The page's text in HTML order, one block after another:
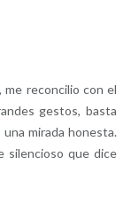
me reconcilio con el
gestos, basta
mirada honesta.
silencioso que dice